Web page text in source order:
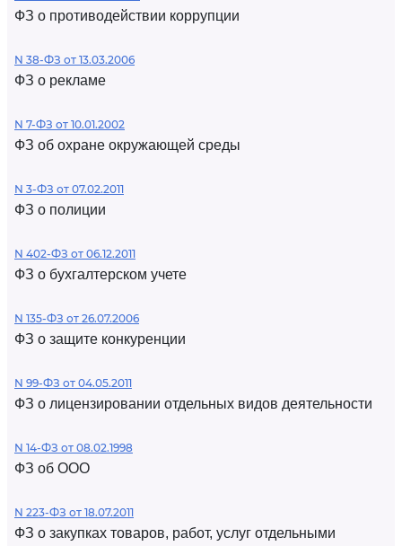
ФЗ о противодействии коррупции
N 38-ФЗ от 13.03.2006
ФЗ о рекламе
N 7-ФЗ от 10.01.2002
ФЗ об охране окружающей среды
N 3-ФЗ от 07.02.2011
ФЗ о полиции
N 402-ФЗ от 06.12.2011
ФЗ о бухгалтерском учете
N 135-ФЗ от 26.07.2006
ФЗ о защите конкуренции
N 99-ФЗ от 04.05.2011
ФЗ о лицензировании отдельных видов деятельности
N 14-ФЗ от 08.02.1998
ФЗ об ООО
N 223-ФЗ от 18.07.2011
ФЗ о закупках товаров, работ, услуг отдельными